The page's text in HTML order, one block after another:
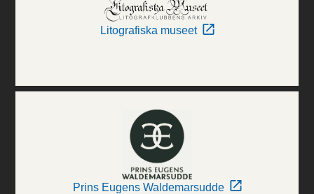
Litografiska museet
Prins Eugens Waldemarsudde